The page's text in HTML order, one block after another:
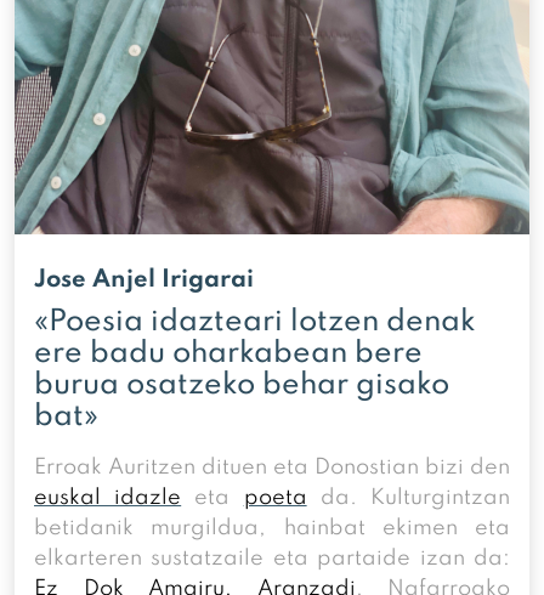
Jose Anjel Irigarai
«Poesia idazteari lotzen denak
ere badu oharkabean bere
burua osatzeko behar gisako
bat»
Erroak Auritzen dituen eta Donostian bizi den
euskal idazle eta poeta da. Kulturgintzan
betidanik murgildua, hainbat ekimen eta
elkarteren sustatzaile eta partaide izan da:
Ez Dok Amairu, Aranzadi , Nafarroako